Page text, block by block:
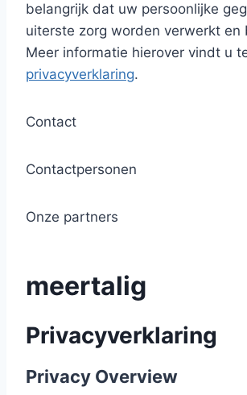
belangrijk dat uw persoonlijke
uiterste zorg worden verwerkt en
Meer informatie hierover vindt u
privacyverklaring.
Contact
Contactpersonen
Onze partners
meertalig
Privacyverklaring
Privacy Overview